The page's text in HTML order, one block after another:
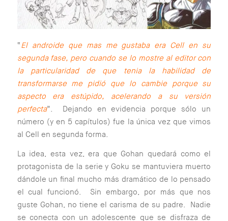
“El androide que mas me gustaba era Cell en su
segunda fase, pero cuando se lo mostre al editor con
la particularidad de que tenia la habilidad de
transformarse me pidió que lo cambie porque su
aspecto era estúpido, acelerando a su versión
perfecta”. Dejando en evidencia porque sólo un
número (y en 5 capítulos) fue la única vez que vimos
al Cell en segunda forma.
La idea, esta vez, era que Gohan quedará como el
protagonista de la serie y Goku se mantuviera muerto
dándole un final mucho más dramático de lo pensado
el cual funcionó. Sin embargo, por más que nos
guste Gohan, no tiene el carisma de su padre. Nadie
se conecta con un adolescente que se disfraza de